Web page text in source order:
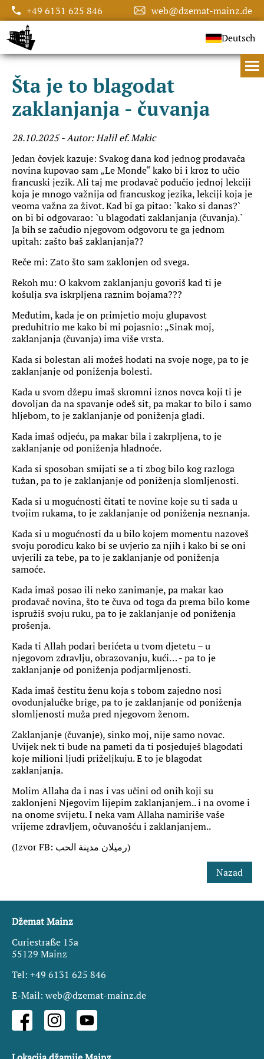
+49 6131 625 846 web@dzemat-mainz.de
Deutsch
Šta je to blagodat
zaklanjanja - čuvanja
28.10.2025- Autor: Halil ef. Makic
Jedan čovjek kazuje: Svakog dana kod jednog prodavača
novina kupovao sam „Le Monde“ kako bi i kroz to učio
francuski jezik. Ali taj me prodavač podučio jednoj lekciji
koja je mnogo važnija od francuskog jezika, lekciji koja je
veoma važna za život. Kad bi ga pitao: `kako si danas?`
on bi bi odgovarao: `u blagodati zaklanjanja (čuvanja).`
Ja bih se začudio njegovom odgovoru te ga jednom
upitah: zašto baš zaklanjanja??
Reče mi: Zato što sam zaklonjen od svega.
Rekoh mu: O kakvom zaklanjanju govoriš kad ti je
košulja sva iskrpljena raznim bojama???
Međutim, kada je on primjetio moju glupavost
preduhitrio me kako bi mi pojasnio: „Sinak moj,
zaklanjanja (čuvanja) ima više vrsta.
Kada si bolestan ali možeš hodati na svoje noge, pa to je
zaklanjanje od poniženja bolesti.
Kada u svom džepu imaš skromni iznos novca koji ti je
dovoljan da na spavanje odeš sit, pa makar to bilo i samo
hljebom, to je zaklanjanje od poniženja gladi.
Kada imaš odjeću, pa makar bila i zakrpljena, to je
zaklanjanje od poniženja hladnoće.
Kada si sposoban smijati se a ti zbog bilo kog razloga
tužan, pa to je zaklanjanje od poniženja slomljenosti.
Kada si u mogućnosti čitati te novine koje su ti sada u
tvojim rukama, to je zaklanjanje od poniženja neznanja.
Kada si u mogućnosti da u bilo kojem momentu nazoveš
svoju porodicu kako bi se uvjerio za njih i kako bi se oni
uvjerili za tebe, pa to je zaklanjanje od poniženja
samoće.
Kada imaš posao ili neko zanimanje, pa makar kao
prodavač novina, što te čuva od toga da prema bilo kome
ispružiš svoju ruku, pa to je zaklanjanje od poniženja
prošenja.
Kada ti Allah podari berićeta u tvom djetetu – u
njegovom zdravlju, obrazovanju, kući… - pa to je
zaklanjanje od poniženja podjarmljenosti.
Kada imaš čestitu ženu koja s tobom zajedno nosi
ovodunjalučke brige, pa to je zaklanjanje od poniženja
slomljenosti muža pred njegovom ženom.
Zaklanjanje (čuvanje), sinko moj, nije samo novac.
Uvijek nek ti bude na pameti da ti posjeduješ blagodati
koje milioni ljudi priželjkuju. E to je blagodat
zaklanjanja.
Molim Allaha da i nas i vas učini od onih koji su
zaklonjeni Njegovim lijepim zaklanjanjem.. i na ovome i
na onome svijetu. I neka vam Allaha namiriše vaše
vrijeme zdravljem, očuvanošću i zaklanjanjem..
(Izvor FB: رميلان مدينة الحب)
Nazad
Džemat Mainz
Curiestraße 15a
55129 Mainz
Tel: +49 6131 625 846
E-Mail: web@dzemat-mainz.de